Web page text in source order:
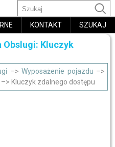
KONTAKT SZUKAJ
Obslugi: Kluczyk
–>Wyposażenie pojazdu –>
–> Kluczyk zdalnego dostępu